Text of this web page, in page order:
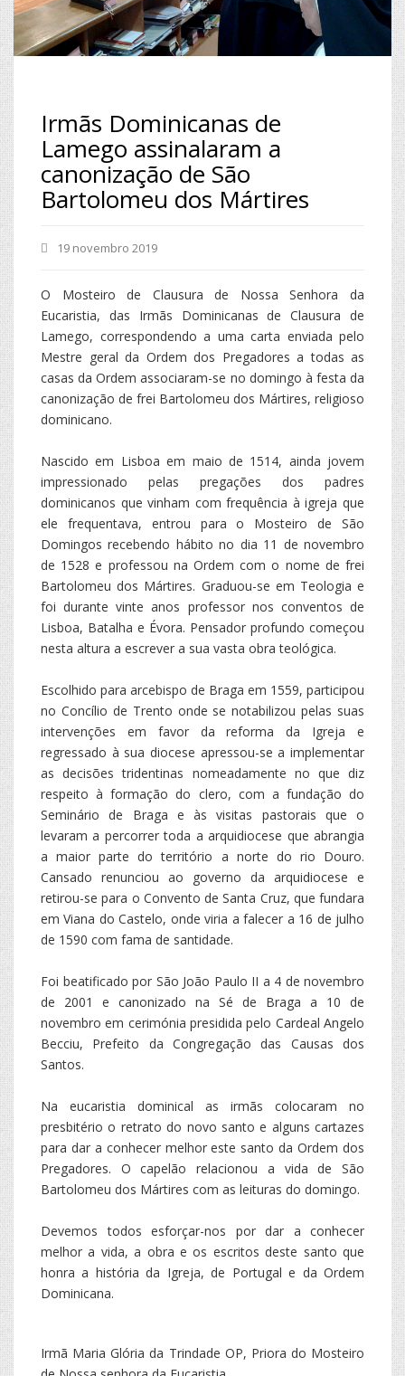
Irmãs Dominicanas de
Lamego assinalaram a
canonização de São
Bartolomeu dos Mártires
19 novembro 2019
O Mosteiro de Clausura de Nossa Senhora da
Eucaristia, das Irmãs Dominicanas de Clausura de
Lamego, correspondendo a uma carta enviada pelo
Mestre geral da Ordem dos Pregadores a todas as
casas da Ordem associaram-se no domingo à festa da
canonização de frei Bartolomeu dos Mártires, religioso
dominicano.
Nascido em Lisboa em maio de 1514, ainda jovem
impressionado pelas pregações dos padres
dominicanos que vinham com frequência à igreja que
ele frequentava, entrou para o Mosteiro de São
Domingos recebendo hábito no dia 11 de novembro
de 1528 e professou na Ordem com o nome de frei
Bartolomeu dos Mártires. Graduou-se em Teologia e
foi durante vinte anos professor nos conventos de
Lisboa, Batalha e Évora. Pensador profundo começou
nesta altura a escrever a sua vasta obra teológica.
Escolhido para arcebispo de Braga em 1559, participou
no Concílio de Trento onde se notabilizou pelas suas
intervenções em favor da reforma da Igreja e
regressado à sua diocese apressou-se a implementar
as decisões tridentinas nomeadamente no que diz
respeito à formação do clero, com a fundação do
Seminário de Braga e às visitas pastorais que o
levaram a percorrer toda a arquidiocese que abrangia
a maior parte do território a norte do rio Douro.
Cansado renunciou ao governo da arquidiocese e
retirou-se para o Convento de Santa Cruz, que fundara
em Viana do Castelo, onde viria a falecer a 16 de julho
de 1590 com fama de santidade.
Foi beatificado por São João Paulo II a 4 de novembro
de 2001 e canonizado na Sé de Braga a 10 de
novembro em cerimónia presidida pelo Cardeal Angelo
Becciu, Prefeito da Congregação das Causas dos
Santos.
Na eucaristia dominical as irmãs colocaram no
presbitério o retrato do novo santo e alguns cartazes
para dar a conhecer melhor este santo da Ordem dos
Pregadores. O capelão relacionou a vida de São
Bartolomeu dos Mártires com as leituras do domingo.
Devemos todos esforçar-nos por dar a conhecer
melhor a vida, a obra e os escritos deste santo que
honra a história da Igreja, de Portugal e da Ordem
Dominicana.
Irmã Maria Glória da Trindade OP, Priora do Mosteiro